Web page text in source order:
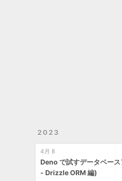
2023
4月 8
Deno で試すデータベー
- Drizzle ORM 編)